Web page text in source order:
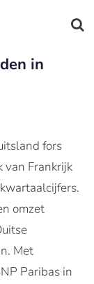
in
fors
van Frankrijk
omzet
Met
Paribas in